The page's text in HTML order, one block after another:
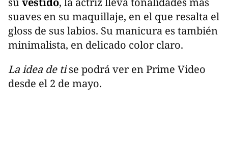
suaves en su maquillaje, en el que resalta el
gloss de sus labios. Su manicura es también
minimalista, en delicado color claro.
La idea de tise podrá ver en Prime Video
desde el 2 de mayo.